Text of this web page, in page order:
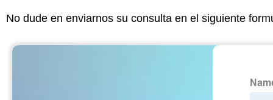
No dude en enviarnos su consulta en el siguiente